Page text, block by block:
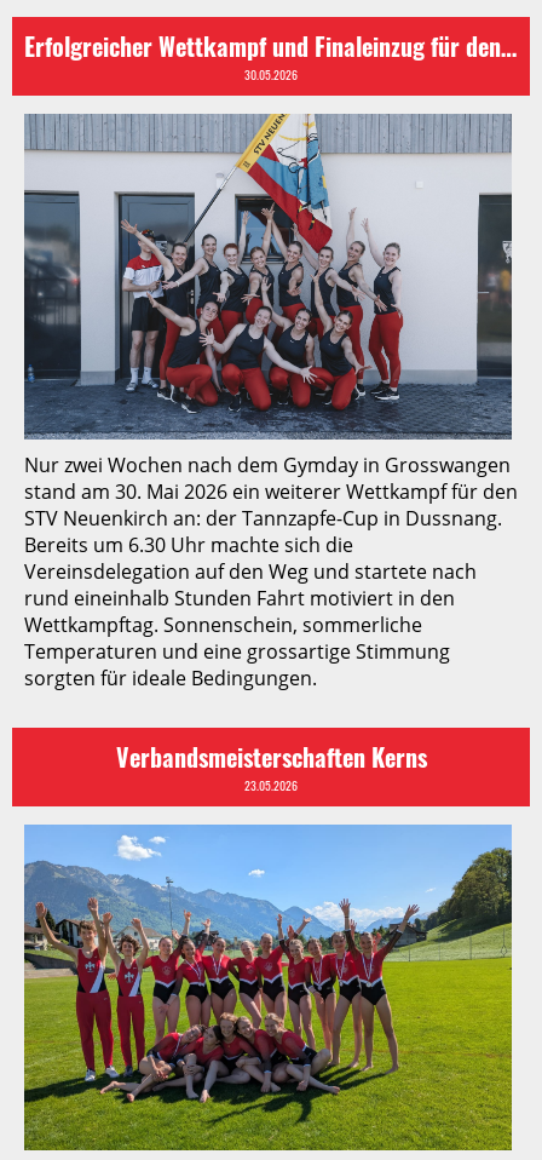
Erfolgreicher Wettkampf und Finaleinzug für den STV Neuenkirch am Tannzapfe-Cup
30.05.2026
Nur zwei Wochen nach dem Gymday in Grosswangen
stand am 30. Mai 2026 ein weiterer Wettkampf für den
STV Neuenkirch an: der Tannzapfe-Cup in Dussnang.
Bereits um 6.30 Uhr machte sich die
Vereinsdelegation auf den Weg und startete nach
rund eineinhalb Stunden Fahrt motiviert in den
Wettkampftag. Sonnenschein, sommerliche
Temperaturen und eine grossartige Stimmung
sorgten für ideale Bedingungen.
Verbandsmeisterschaften Kerns
23.05.2026